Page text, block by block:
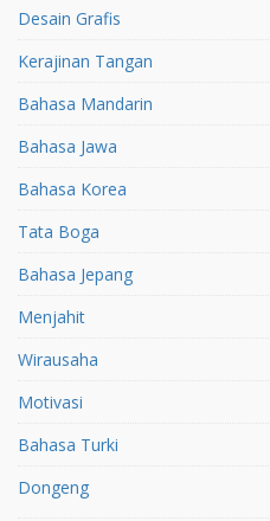
Desain Grafis
Kerajinan Tangan
Bahasa Mandarin
Bahasa Jawa
Bahasa Korea
Tata Boga
Bahasa Jepang
Menjahit
Wirausaha
Motivasi
Bahasa Turki
Dongeng